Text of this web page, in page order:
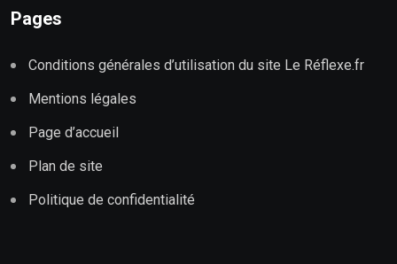
Pages
Conditions générales d’utilisation du site Le Réflexe.fr
Mentions légales
Page d’accueil
Plan de site
Politique de confidentialité